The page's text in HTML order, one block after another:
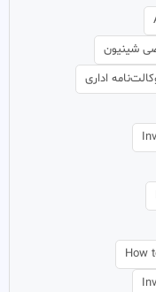
شینیون
اداری
How